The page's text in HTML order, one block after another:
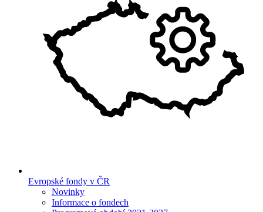
Evropské fondy v ČR
Novinky
Informace o fondech